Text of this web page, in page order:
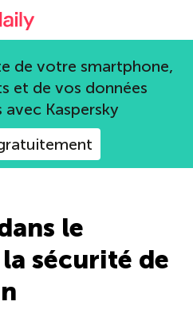
officiel de Kaspersky
de votre smartphone,
et de vos données
avec Kaspersky
le
sécurité de